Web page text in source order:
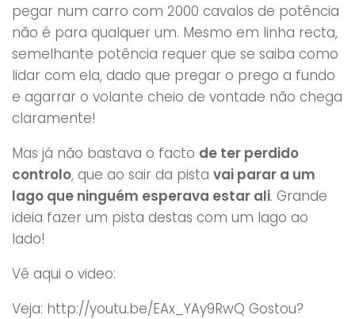
pegar num carro com 2000 cavalos de potência
não é para qualquer um. Mesmo em linha recta,
semelhante potência requer que se saiba como
lidar com ela, dado que pregar o prego a fundo
e agarrar o volante cheio de vontade não chega
claramente!
Mas já não bastava o facto de ter perdido
controlo, que ao sair da pista vai parar a um
lago que ninguém esperava estar ali. Grande
ideia fazer um pista destas com um lago ao
lado!
Vê aqui o video:
Veja: http://youtu.be/EAx_YAy9RwQ Gostou?